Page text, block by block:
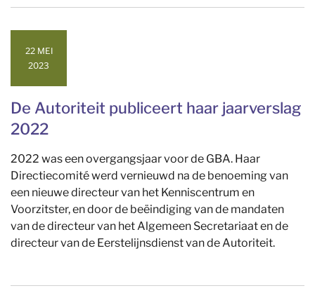
22 MEI
2023
De Autoriteit publiceert haar jaarverslag
2022
2022 was een overgangsjaar voor de GBA. Haar
Directiecomité werd vernieuwd na de benoeming van
een nieuwe directeur van het Kenniscentrum en
Voorzitster, en door de beëindiging van de mandaten
van de directeur van het Algemeen Secretariaat en de
directeur van de Eerstelijnsdienst van de Autoriteit.